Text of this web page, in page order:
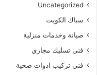
Uncategorized
سباك الكويت
صيانة وخدمات منزلية
فنى تسليك مجاري
فني تركيب ادوات صحية